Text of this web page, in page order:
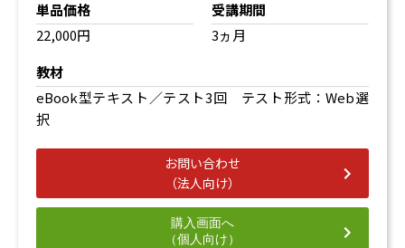
単品価格
22,000円
受講期間
3ヵ月
教材
eBook型テキスト／テスト3回 テスト形式：Web選
択
お問い合わせ
（法人向け）
購入画面へ
（個人向け）